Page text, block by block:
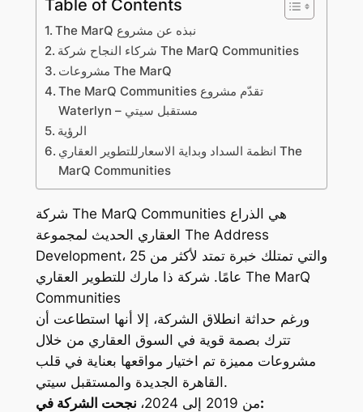
Table of Contents
The MarQ نبذه عن مشروع
شركاء النجاح شركة The MarQ Communities
مشروعات The MarQ
The MarQ Communities تقدّم مشروع
Waterlyn – مستقبل سيتي
الرؤية
انظمة السداد وبداية الاسعارللتطوير العقاري The
MarQ Communities
شركة The MarQ Communities هي الذراع
العقاري الحديث لمجموعة The Address
Development، والتي تمتلك خبرة تمتد لأكثر من 25
عامًا. شركة ذا مارك للتطوير العقاري The MarQ
Communities
ورغم حداثة انطلاق الشركة، إلا أنها استطاعت أن
تترك بصمة قوية في السوق العقاري من خلال
مشروعات مميزة تم اختيار مواقعها بعناية في قلب
القاهرة الجديدة والمستقبل سيتي.
من 2019 إلى 2024،نجحت الشركة في: